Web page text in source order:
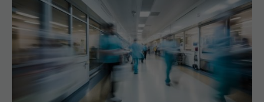
Conf. Horațiu Moldovan, anunț despre
performanța spitalelor